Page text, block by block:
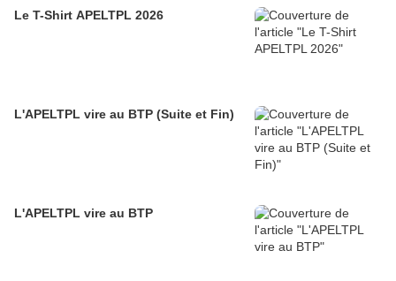
Le T-Shirt APELTPL 2026
L'APELTPL vire au BTP (Suite et Fin)
L'APELTPL vire au BTP